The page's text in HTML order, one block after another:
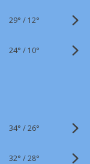
29° / 12°
24° / 10°
34° /26°
32° /28°